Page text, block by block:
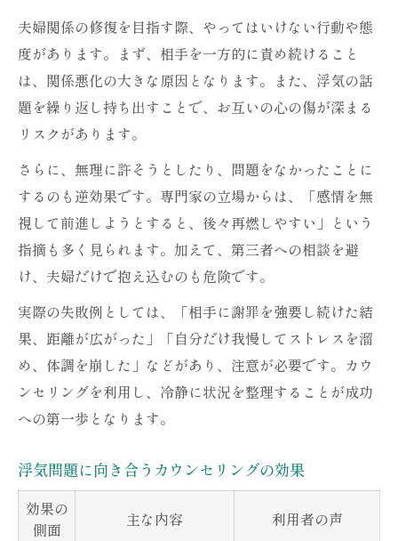
夫婦関係の修復を目指す際、やってはいけない行動や態
度があります。まず、相手を一方的に責め続けること
は、関係悪化の大きな原因となります。また、浮気の話
題を繰り返し持ち出すことで、お互いの心の傷が深まる
リスクがあります。
さらに、無理に許そうとしたり、問題をなかったことに
するのも逆効果です。専門家の立場からは、「感情を無
視して前進しようとすると、後々再燃しやすい」という
指摘も多く見られます。加えて、第三者への相談を避
け、夫婦だけで抱え込むのも危険です。
実際の失敗例としては、「相手に謝罪を強要し続けた結
果、距離が広がった」「自分だけ我慢してストレスを溜
め、体調を崩した」などがあり、注意が必要です。カウ
ンセリングを利用し、冷静に状況を整理することが成功
への第一歩となります。
浮気問題に向き合うカウンセリングの効果
効果の
側面
主な内容 利用者の声